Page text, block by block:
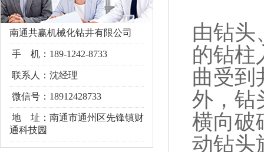
南通共赢机械化钻井有限公司
手 机：189-1242-8733
联系人：沈经理
微信号：18912428733
地 址：南通市通州区先锋镇财
通科技园
由钻头
的钻柱
曲受到
外，钻
横向破
动钻头